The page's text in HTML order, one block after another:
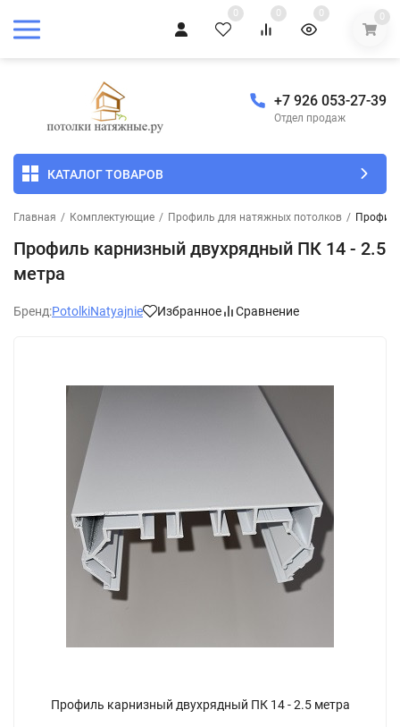
0 0 0 0
+7 926 053-27-39
Отдел продаж
КАТАЛОГ ТОВАРОВ
Главная / Комплектующие / Профиль для натяжных потолков /
Профиль карнизный двухрядный ПК 14 - 2.5
метра
Бренд:PotolkiNatyajnie Избранное Сравнение
Профиль карнизный двухрядный ПК 14 - 2.5 метра